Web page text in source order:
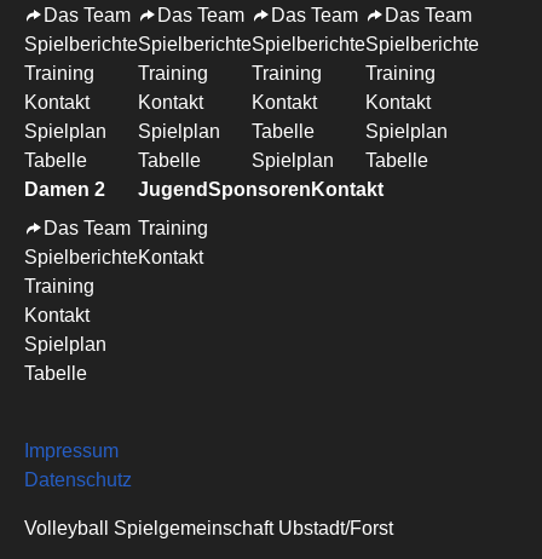
Das Team
Spielberichte
Training
Kontakt
Spielplan
Tabelle
Das Team
Spielberichte
Training
Kontakt
Spielplan
Tabelle
Das Team
Spielberichte
Training
Kontakt
Tabelle
Spielplan
Das Team
Spielberichte
Training
Kontakt
Spielplan
Tabelle
Damen 2
Das Team
Spielberichte
Training
Kontakt
Spielplan
Tabelle
Jugend
Training
Kontakt
Sponsoren Kontakt
Impressum
Datenschutz
Volleyball Spielgemeinschaft Ubstadt/Forst